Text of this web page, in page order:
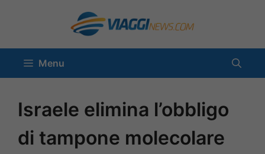
contenuto
Menu
Israele elimina l’obbligo
di tampone molecolare